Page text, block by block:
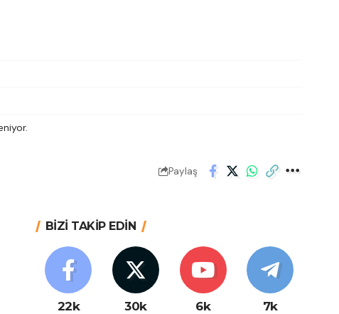
Paylaş
BİZİ TAKİP EDİN
22k 30k 6k 7k